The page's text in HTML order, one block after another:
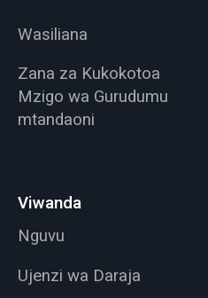
Wasiliana
Zana za Kukokotoa
Mzigo wa Gurudumu
mtandaoni
Viwanda
Nguvu
Ujenzi wa Daraja